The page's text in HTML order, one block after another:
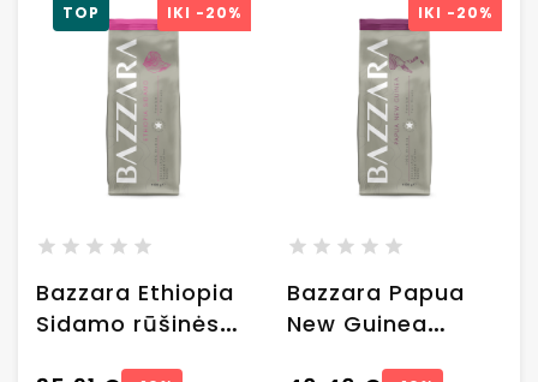
IKI -20%
TOP
Bazzara Ethiopia
Sidamo rūšinės
IKI -20%
Bazzara Papua
New Guinea